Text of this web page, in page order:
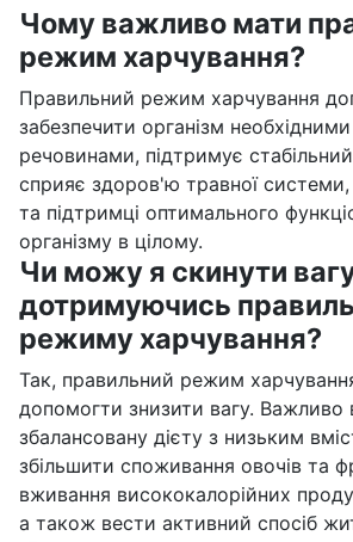
Чому важливо мати
режим харчування?
Правильний режим харчування
забезпечити організм
речовинами, підтримує стабільний
сприяє здоров'ю травної
та підтримці оптимального
організму в цілому.
Чи можу я скинути
дотримуючись
режиму харчування?
Так, правильний режим
допомогти знизити вагу. Важливо
збалансовану дієту з низьким
збільшити споживання овочів та
вживання висококалорійних
а також вести активний спосіб